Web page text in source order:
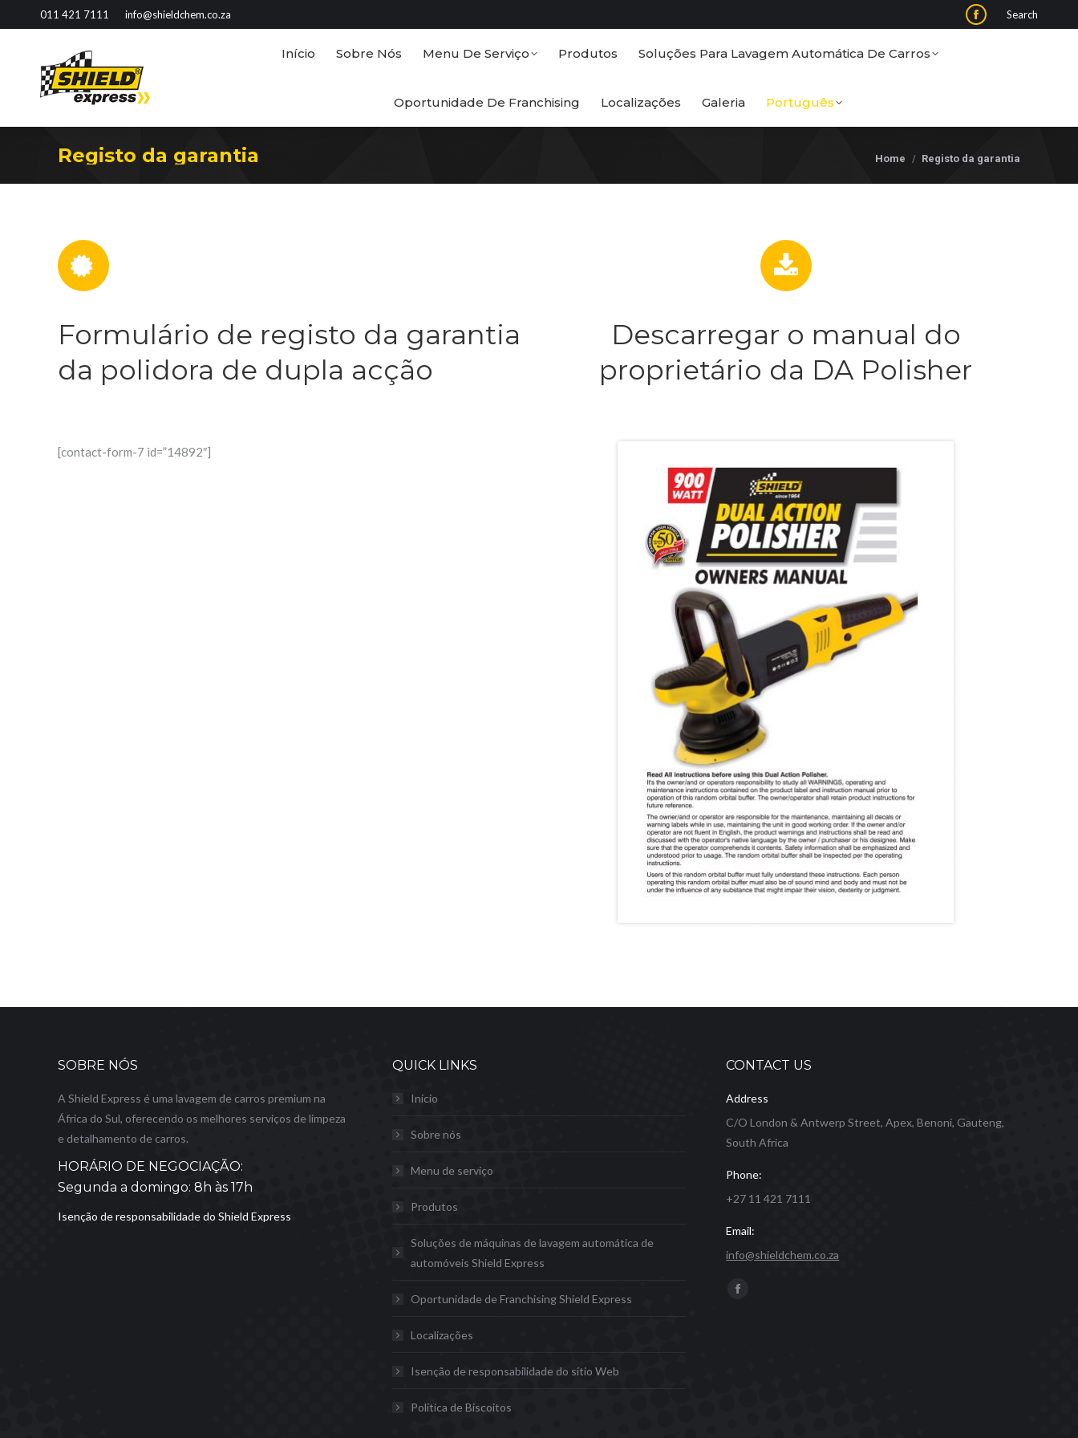
011 421 7111 info@shieldchem.co.za
Facebook
window
Search:
Search
Início Sobre Nós Menu De Serviço Produtos Soluções Para Lavagem Automática De Carros
Oportunidade De Franchising Localizações Galeria Português
Registo da garantia You are here:
Home Registo da garantia
Formulário de registo da garantia
da polidora de dupla acção
[contact-form-7 id=”14892″]
Descarregar o manual do
proprietário da DA Polisher
SOBRE NÓS
A Shield Express é uma lavagem de carros premium na
África do Sul, oferecendo os melhores serviços de limpeza
e detalhamento de carros.
HORÁRIO DE NEGOCIAÇÃO:
Segunda a domingo: 8h às 17h
Isenção de responsabilidade do Shield Express
QUICK LINKS
Início
Sobre nós
Menu de serviço
Produtos
Soluções de máquinas de lavagem automática de
automóveis Shield Express
Oportunidade de Franchising Shield Express
Localizações
Isenção de responsabilidade do sítio Web
Política de Biscoitos
CONTACT US
Address
C/O London & Antwerp Street, Apex, Benoni, Gauteng,
South Africa
Phone:
+27 11 421 7111
Email:
info@shieldchem.co.za
Find us on:
Facebook